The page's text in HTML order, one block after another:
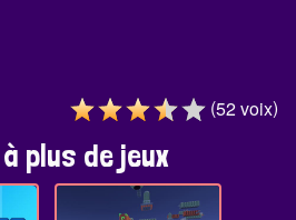
(52voix)
plus de jeux